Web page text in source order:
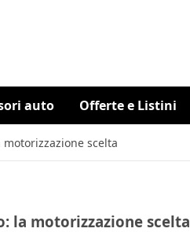
auto Offerte e Listini
scelta
la motorizzazione scelta